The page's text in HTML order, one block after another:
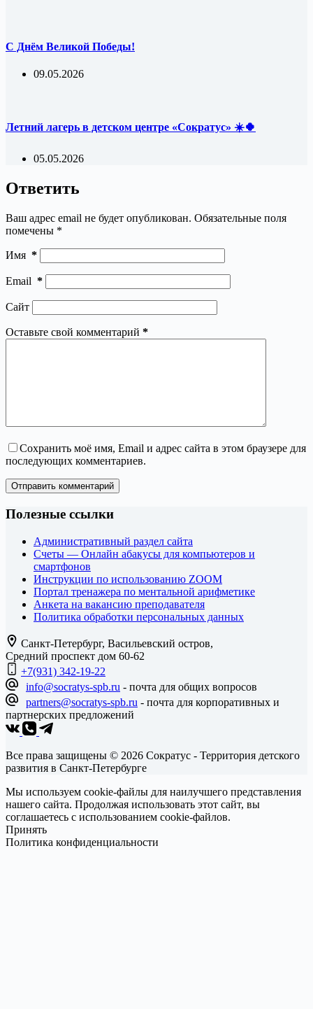
С Днём Великой Победы!
09.05.2026
Летний лагерь в детском центре «Сократус» ☀️🍀
05.05.2026
Ответить
Ваш адрес email не будет опубликован. Обязательные поля
помечены *
Имя *
Email *
Сайт
Оставьте свой комментарий *
Сохранить моё имя, Email и адрес сайта в этом браузере для
последующих комментариев.
Отправить комментарий
Полезные ссылки
Административный раздел сайта
Счеты — Онлайн абакусы для компьютеров и
смартфонов
Инструкции по использованию ZOOM
Портал тренажера по ментальной арифметике
Анкета на вакансию преподавателя
Политика обработки персональных данных
Санкт-Петербург, Васильевский остров,
Средний проспект дом 60-62
+7(931) 342-19-22
info@socratys-spb.ru - почта для общих вопросов
partners@socratys-spb.ru - почта для корпоративных и
партнерских предложений
Все права защищены © 2026 Сократус - Территория детского
развития в Санкт-Петербурге
Мы используем cookie-файлы для наилучшего представления
нашего сайта. Продолжая использовать этот сайт, вы
соглашаетесь с использованием cookie-файлов.
Принять
Политика конфиденциальности